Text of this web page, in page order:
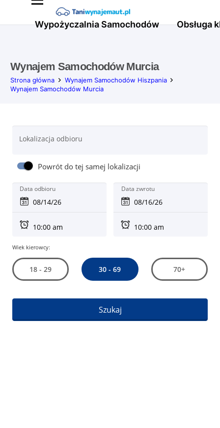
Wypożyczalnia Samochodów Obsługa
Wynajem Samochodów Murcia
Strona główna
Wynajem Samochodów Hiszpania
Wynajem Samochodów Murcia
Lokalizacja odbioru
Powrót do tej samej lokalizacji
Data odbioru Data zwrotu
Wiek kierowcy:
18 - 29 30 - 69 70+
Szukaj